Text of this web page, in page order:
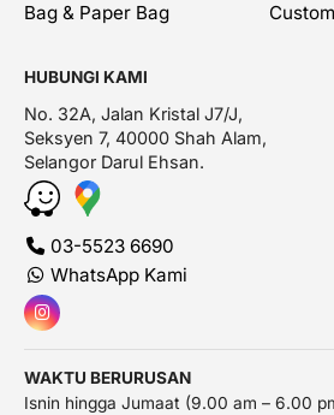
Bag & Paper Bag
HUBUNGI KAMI
No. 32A, Jalan Kristal J7/J,
Seksyen 7, 40000 Shah Alam,
Selangor Darul Ehsan.
03-5523 6690
WhatsApp Kami
WAKTU BERURUSAN
Isnin hingga Jumaat (9.00 am – 6.00